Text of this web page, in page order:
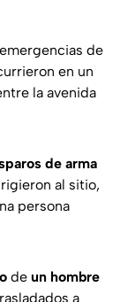
de
en un
la avenida
de arma
al sitio,
persona
de un hombre
a